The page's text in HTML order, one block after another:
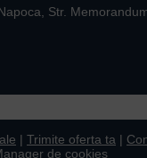
Str.
| Trimite oferta ta |
de cookies